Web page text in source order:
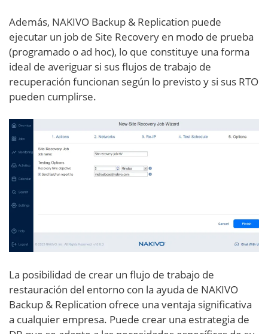
Además, NAKIVO Backup & Replication puede
ejecutar un job de Site Recovery en modo de prueba
(programado o ad hoc), lo que constituye una forma
ideal de averiguar si sus flujos de trabajo de
recuperación funcionan según lo previsto y si sus RTO
pueden cumplirse.
La posibilidad de crear un flujo de trabajo de
restauración del entorno con la ayuda de NAKIVO
Backup & Replication ofrece una ventaja significativa
a cualquier empresa. Puede crear una estrategia de